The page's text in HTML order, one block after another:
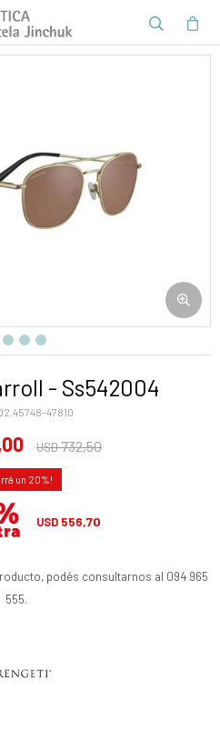
- Ss542004
47810
USD732,50
20
USD 556,70
podés consultarnos al 094 965
555.